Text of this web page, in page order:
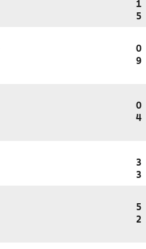
1
5
0
9
0
4
3
3
5
2